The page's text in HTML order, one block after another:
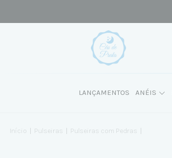
LANÇAMENTOS ANÉIS
Início Pulseiras Pulseiras com Pedras